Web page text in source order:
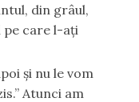
din grâul,
pe care l-aţi
şi nu le vom
Atunci am